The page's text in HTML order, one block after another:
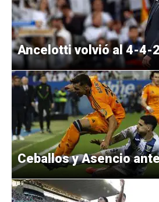
Ancelotti volvió al 4-4-2
Ceballos y Asencio